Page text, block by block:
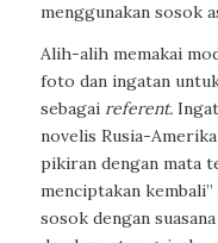
menggunakan sosok
Alih-alih memakai
foto dan ingatan
sebagai referent.
novelis Rusia-
pikiran dengan mata
menciptakan
sosok dengan